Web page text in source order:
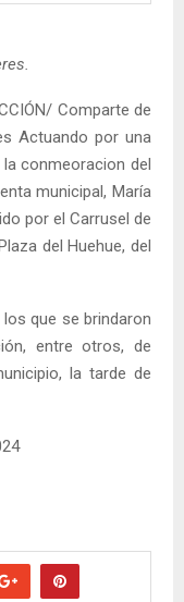
Comparte de
Actuando por una
conmeoracion del
municipal, María
por el Carrusel de
del Huehue, del
que se brindaron
entre otros, de
la tarde de